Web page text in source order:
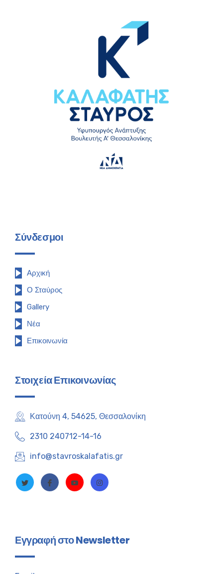
Σύνδεσμοι
Αρχική
Ο Σταύρος
Gallery
Νέα
Επικοινωνία
Στοιχεία Επικοινωνίας
Κατούνη 4, 54625, Θεσσαλονίκη
2310 240712-14-16
info@stavroskalafatis.gr
Εγγραφή στο Newsletter